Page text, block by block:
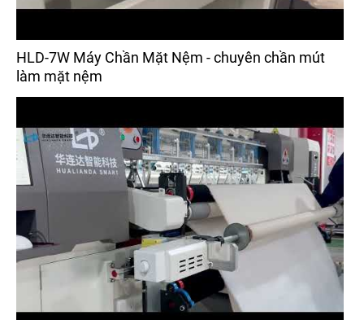
HLD-7W Máy Chần Mặt Nệm - chuyên chần mút
làm mặt nệm